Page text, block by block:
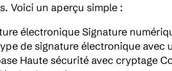
Voici un aperçu simple :
électronique Signature
de signature électronique avec
Haute sécurité avec cryptage